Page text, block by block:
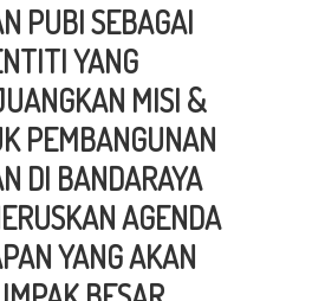
PUBI SEBAGAI
YANG
MISI &
PEMBANGUNAN
DI BANDARAYA
AGENDA
YANG AKAN